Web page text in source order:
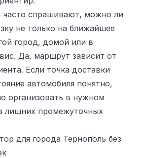
часто спрашивают, можно ли
не только на ближайшее
город, домой или в
Да, маршрут зависит от
Если точка доставки
автомобиля понятно,
организовать в нужном
лишних промежуточных
для города Тернополь без